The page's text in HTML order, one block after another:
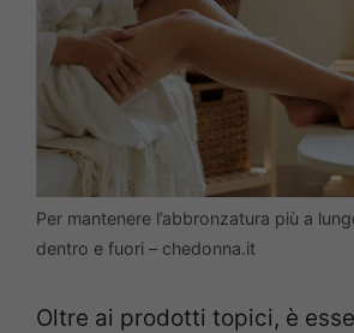
Per mantenere l’abbronzatura più a
dentro e fuori – chedonna.it
Oltre ai prodotti topici, è